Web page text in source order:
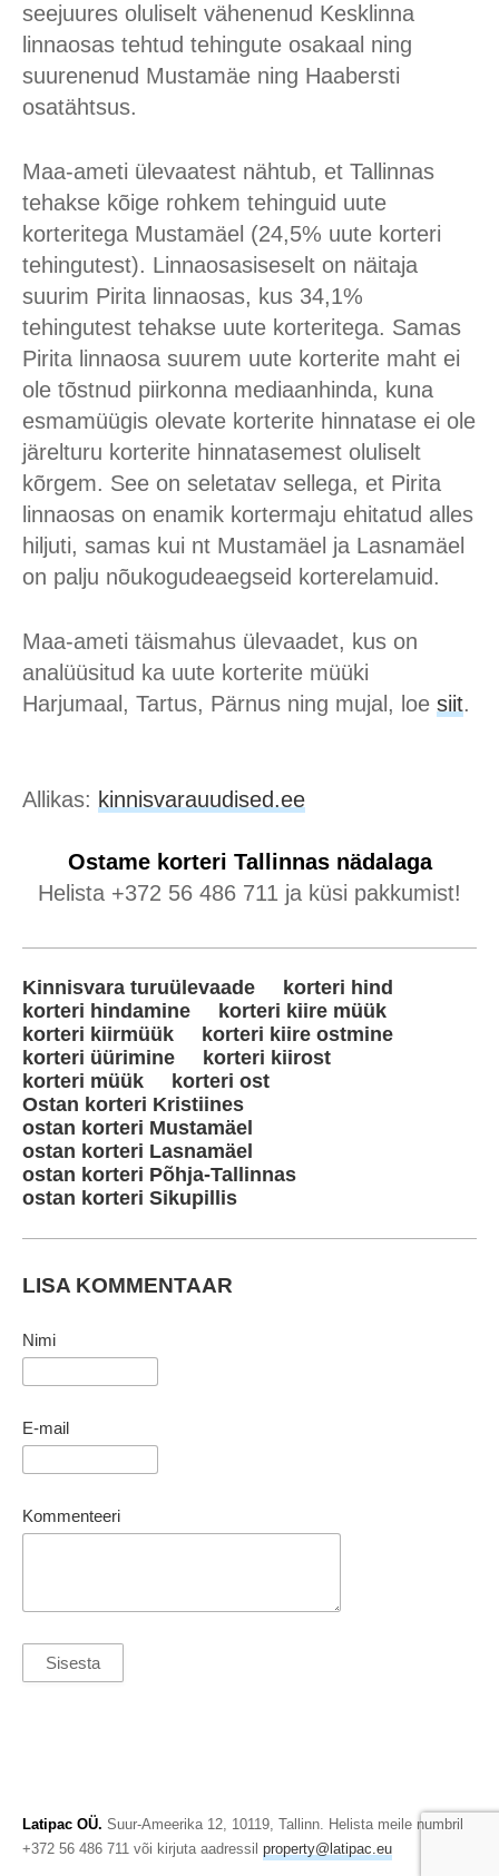
seejuures oluliselt vähenenud Kesklinna
linnaosas tehtud tehingute osakaal ning
suurenenud Mustamäe ning Haabersti
osatähtsus.
Maa-ameti ülevaatest nähtub, et Tallinnas
tehakse kõige rohkem tehinguid uute
korteritega Mustamäel (24,5% uute korteri
tehingutest). Linnaosasiseselt on näitaja
suurim Pirita linnaosas, kus 34,1%
tehingutest tehakse uute korteritega. Samas
Pirita linnaosa suurem uute korterite maht ei
ole tõstnud piirkonna mediaanhinda, kuna
esmamüügis olevate korterite hinnatase ei ole
järelturu korterite hinnatasemest oluliselt
kõrgem. See on seletatav sellega, et Pirita
linnaosas on enamik kortermaju ehitatud alles
hiljuti, samas kui nt Mustamäel ja Lasnamäel
on palju nõukogudeaegseid korterelamuid.
Maa-ameti täismahus ülevaadet, kus on
analüüsitud ka uute korterite müüki
Harjumaal, Tartus, Pärnus ning mujal, loe siit.
Allikas: kinnisvarauudised.ee
Ostame korteri Tallinnas nädalaga
Helista +372 56 486 711 ja küsi pakkumist!
Kinnisvara turuülevaade
korteri hind
korteri hindamine
korteri kiire müük
korteri kiirmüük
korteri kiire ostmine
korteri üürimine
korteri kiirost
korteri müük
korteri ost
Ostan korteri Kristiines
ostan korteri Mustamäel
ostan korteri Lasnamäel
ostan korteri Põhja-Tallinnas
ostan korteri Sikupillis
LISA KOMMENTAAR
Nimi
E-mail
Kommenteeri
Latipac OÜ. Suur-Ameerika 12, 10119, Tallinn. Helista meile numbril
+372 56 486 711 või kirjuta aadressil property@latipac.eu